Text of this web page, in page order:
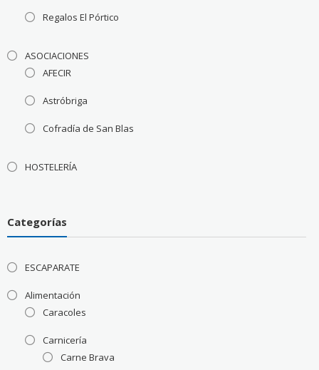
Regalos El Pórtico
ASOCIACIONES
AFECIR
Astróbriga
Cofradía de San Blas
HOSTELERÍA
Categorías
ESCAPARATE
Alimentación
Caracoles
Carnicería
Carne Brava